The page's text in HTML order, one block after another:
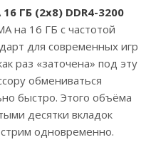
ГБ (2x8) DDR4-3200
на 16 ГБ с частотой
для современных игр
раз «заточена» под эту
обмениваться
быстро. Этого объёма
десятки вкладок
одновременно.